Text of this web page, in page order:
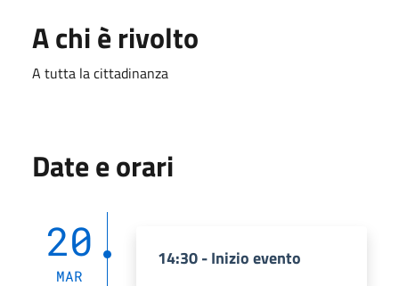
A chi è rivolto
A tutta la cittadinanza
Date e orari
20
MAR
14:30 - Inizio evento